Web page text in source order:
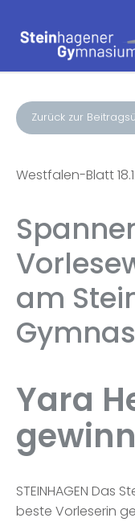
Zurück zur
Westfalen-Blatt
am
Yara
STEINHAGEN
beste Vorleserin